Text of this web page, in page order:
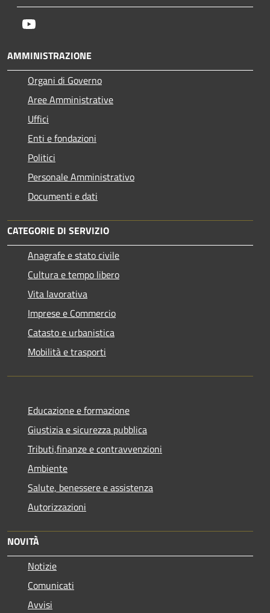
AMMINISTRAZIONE
Organi di Governo
Aree Amministrative
Uffici
Enti e fondazioni
Politici
Personale Amministrativo
Documenti e dati
CATEGORIE DI SERVIZIO
Anagrafe e stato civile
Cultura e tempo libero
Vita lavorativa
Imprese e Commercio
Catasto e urbanistica
Mobilità e trasporti
Educazione e formazione
Giustizia e sicurezza pubblica
Tributi,finanze e contravvenzioni
Ambiente
Salute, benessere e assistenza
Autorizzazioni
NOVITÀ
Notizie
Comunicati
Avvisi